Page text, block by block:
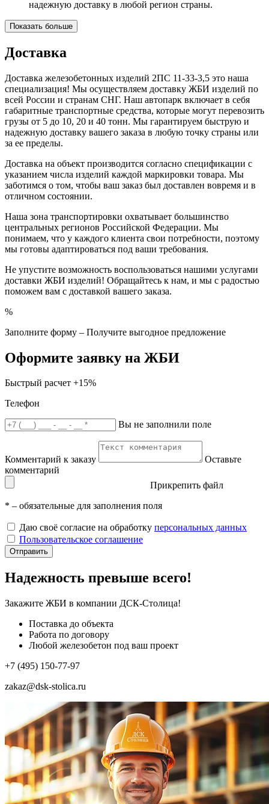
надежную доставку в любой регион страны.
Показать больше
Доставка
Доставка железобетонных изделий 2ПС 11-33-3,5 это наша
специализация! Мы осуществляем доставку ЖБИ изделий по
всей России и странам СНГ. Наш автопарк включает в себя
габаритные транспортные средства, которые могут перевозить
грузы от 5 до 10, 20 и 40 тонн. Мы гарантируем быструю и
надежную доставку вашего заказа в любую точку страны или
за ее пределы.
Доставка на объект производится согласно спецификации с
указанием числа изделий каждой маркировки товара. Мы
заботимся о том, чтобы ваш заказ был доставлен вовремя и в
отличном состоянии.
Наша зона транспортировки охватывает большинство
центральных регионов Российской Федерации. Мы
понимаем, что у каждого клиента свои потребности, поэтому
мы готовы адаптироваться под ваши требования.
Не упустите возможность воспользоваться нашими услугами
доставки ЖБИ изделий! Обращайтесь к нам, и мы с радостью
поможем вам с доставкой вашего заказа.
%
Заполните форму – Получите выгодное предложение
Оформите заявку на ЖБИ
Быстрый расчет +15%
Телефон
Вы не заполнили поле
Комментарий к заказу
Оставьте
комментарий
Прикрепить файл
* – обязательные для заполнения поля
Даю своё согласие на обработку персональных данных
Пользовательское соглашение
Отправить
Надежность превыше всего!
Закажите ЖБИ в компании ДСК-Столица!
Поставка до объекта
Работа по договору
Любой железобетон под ваш проект
+7 (495) 150-77-97
zakaz@dsk-stolica.ru